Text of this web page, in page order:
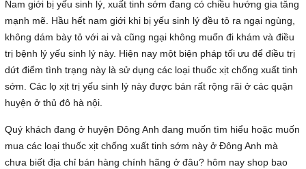
Nam giới bị yếu sinh lý, xuất tinh sớm đang có chiều hướng gia tăng
mạnh mẽ. Hầu hết nam giới khi bị yếu sinh lý đều tỏ ra ngại ngùng,
không dám bày tỏ với ai và cũng ngại không muốn đi khám và điều
trị bệnh lý yếu sinh lý này. Hiện nay một biện pháp tối ưu để điều trị
dứt điểm tình trạng này là sử dụng các loại thuốc xịt chống xuất tinh
sớm. Các lọ xịt trị yếu sinh lý này được bán rất rộng rãi ở các quận
huyện ở thủ đô hà nội.
Quý khách đang ở huyện Đông Anh đang muốn tìm hiểu hoặc muốn
mua các loại thuốc xịt chống xuất tinh sớm này ở Đông Anh mà
chưa biết địa chỉ bán hàng chính hãng ở đâu? hôm nay shop bao